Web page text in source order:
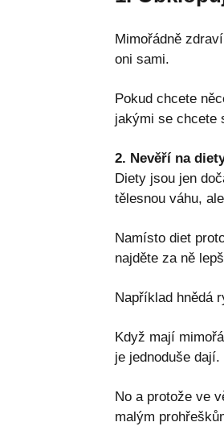
Mimořádně
oni sami.
Pokud chcete
jakými se chcete
2. Nevěří na
Diety jsou jen
tělesnou váhu,
Namísto diet
najděte za ně
Například hnědá
Když mají
je jednoduše
No a protože ve
malým